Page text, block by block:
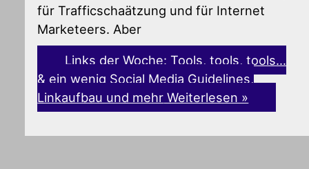
für Trafficschaätzung und für Internet
Marketeers. Aber
Links der Woche: Tools, tools, tools…
& ein wenig Social Media Guidelines,
Linkaufbau und mehr Weiterlesen »